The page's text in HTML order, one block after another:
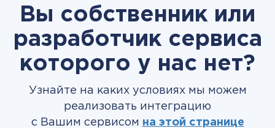
Вы собственник или
разработчик сервиса
которого у нас нет?
Узнайте на каких условиях мы можем
реализовать интеграцию
с Вашим сервисом на этой странице